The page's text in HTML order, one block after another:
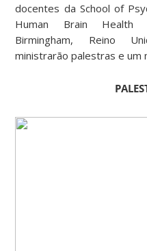
docentes da School of
Human Brain Health
Birmingham, Reino
ministrarão palestras e um